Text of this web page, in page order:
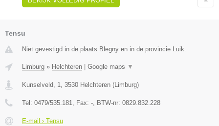
Tensu
Niet gevestigd in de plaats Blegny en in de provincie Luik.
Limburg » Helchteren | Google maps ▼
Kunselveld, 1 3530 Helchteren (Limburg)
Tel: 0479/535.181 , Fax: - , BTW-nr: 0829.832.228
E-mail › Tensu